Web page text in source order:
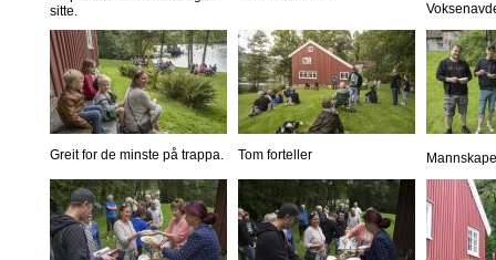
sitte.
Greit for de minste på trappa. Tom forteller